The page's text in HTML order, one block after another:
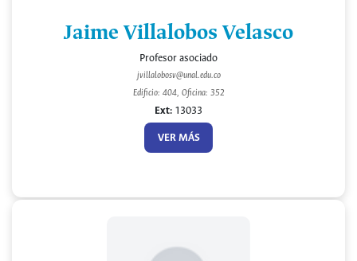
Jaime Villalobos Velasco
Profesor asociado
jvillalobosv@unal.edu.co
Edificio: 404, Oficina: 352
Ext: 13033
VER MÁS